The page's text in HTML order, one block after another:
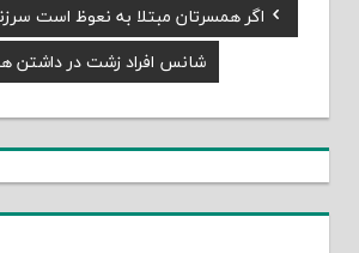
راهبری
نوشته
Previous
Post:
اگر همسرتان مبتلا به نعوظ است
Next
Post:
شانس افراد زشت در داشتن